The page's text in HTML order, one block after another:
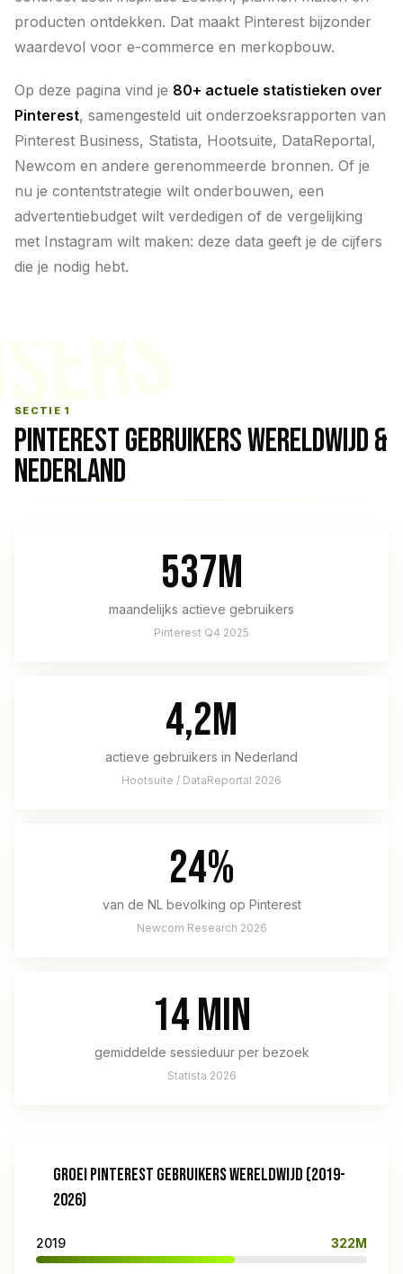
producten ontdekken. Dat maakt Pinterest bijzonder
waardevol voor e-commerce en merkopbouw.
Op deze pagina vind je 80+ actuele statistieken over
Pinterest, samengesteld uit onderzoeksrapporten van
Pinterest Business, Statista, Hootsuite, DataReportal,
Newcom en andere gerenommeerde bronnen. Of je
nu je contentstrategie wilt onderbouwen, een
advertentiebudget wilt verdedigen of de vergelijking
met Instagram wilt maken: deze data geeft je de cijfers
die je nodig hebt.
SECTIE 1
PINTEREST GEBRUIKERS WERELDWIJD &
NEDERLAND
537M
maandelijks actieve gebruikers
Pinterest Q4 2025
4,2M
actieve gebruikers in Nederland
Hootsuite / DataReportal 2026
24%
van de NL bevolking op Pinterest
Newcom Research 2026
14 min
gemiddelde sessieduur per bezoek
Statista 2026
GROEI PINTEREST GEBRUIKERS WERELDWIJD (2019-
2026)
2019 322M